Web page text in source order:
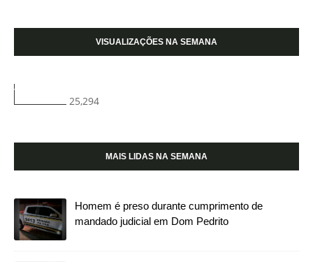
VISUALIZAÇÕES NA SEMANA
25,294
MAIS LIDAS NA SEMANA
Homem é preso durante cumprimento de
mandado judicial em Dom Pedrito